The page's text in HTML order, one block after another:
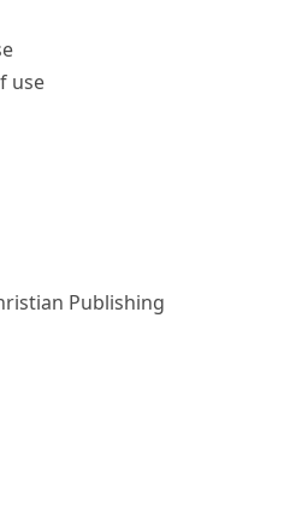
use
Publishing